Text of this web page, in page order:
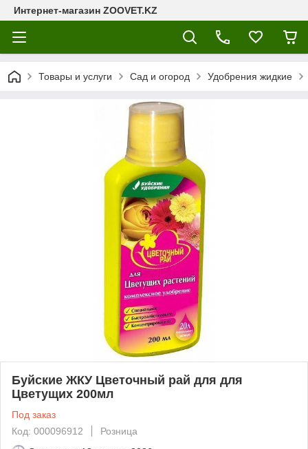
Интернет-магазин ZOOVET.KZ
Товары и услуги Сад и огород Удобрения жидкие
Буйские ЖКУ Цветочный рай для для
Цветущих 200мл
Под заказ
Код: 000096912
Розница